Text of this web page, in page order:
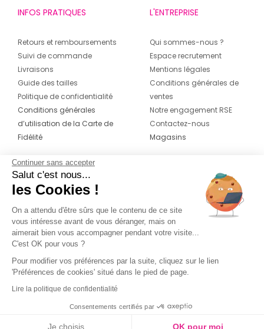
INFOS PRATIQUES
Retours et remboursements
Suivi de commande
Livraisons
Guide des tailles
Politique de confidentialité
Conditions générales
d’utilisation de la Carte de
Fidélité
L'ENTREPRISE
Qui sommes-nous ?
Espace recrutement
Mentions légales
Conditions générales de
ventes
Notre engagement RSE
Contactez-nous
Magasins
CONTACT
04 42 20 78 42
Du lundi au jeudi de 8h30 à 16h30 & le
vendredi de 8h30 à 15h30
Continuer sans accepter
Salut c'est nous...
les Cookies !
On a attendu d'être sûrs que le contenu de ce site
vous intéresse avant de vous déranger, mais on
aimerait bien vous accompagner pendant votre visite...
C'est OK pour vous ?
Pour modifier vos préférences par la suite, cliquez sur le lien
'Préférences de cookies' situé dans le pied de page.
Lire la politique de confidentialité
Consentements certifiés par
Je choisis OK pour moi